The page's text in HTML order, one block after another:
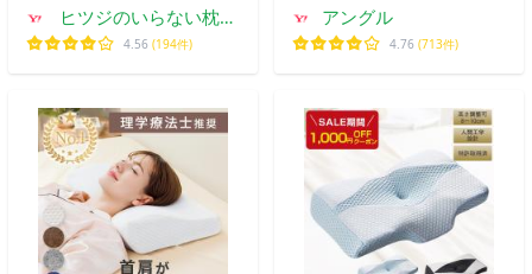
ヒツジのいらない枕公
式睡眠研究所
4.56 (194件)
アングル
4.76 (713件)